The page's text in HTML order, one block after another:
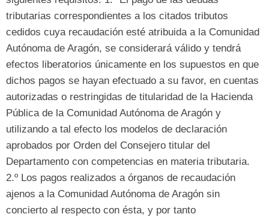
tributarias correspondientes a los citados tributos
cedidos cuya recaudación esté atribuida a la Comunidad
Autónoma de Aragón, se considerará válido y tendrá
efectos liberatorios únicamente en los supuestos en que
dichos pagos se hayan efectuado a su favor, en cuentas
autorizadas o restringidas de titularidad de la Hacienda
Pública de la Comunidad Autónoma de Aragón y
utilizando a tal efecto los modelos de declaración
aprobados por Orden del Consejero titular del
Departamento con competencias en materia tributaria.
2.º Los pagos realizados a órganos de recaudación
ajenos a la Comunidad Autónoma de Aragón sin
concierto al respecto con ésta, y por tanto